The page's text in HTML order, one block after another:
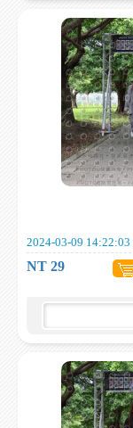
2024-03-09 14:22:03
NT 29